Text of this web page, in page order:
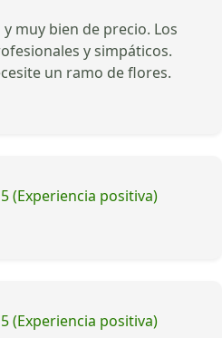
muy bien de precio. Los
y simpáticos.
un ramo de flores.
5 (Experiencia positiva)
5 (Experiencia positiva)